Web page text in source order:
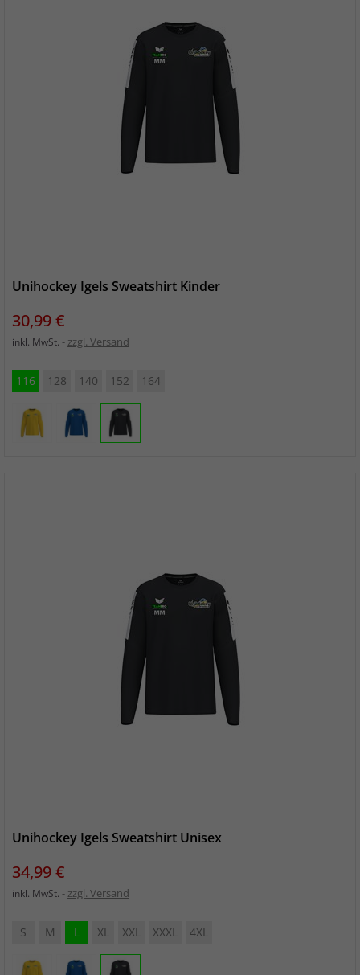
Unihockey Igels Sweatshirt Kinder
Preis
30,99 €
inkl. MwSt. zzgl. Versand
116 128 140 152 164
Unihockey Igels Sweatshirt Unisex
Preis
34,99 €
inkl. MwSt. zzgl. Versand
S M L XL XXL XXXL 4XL